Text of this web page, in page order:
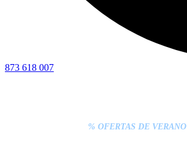
873 618 007
% OFERTAS DE VERANO